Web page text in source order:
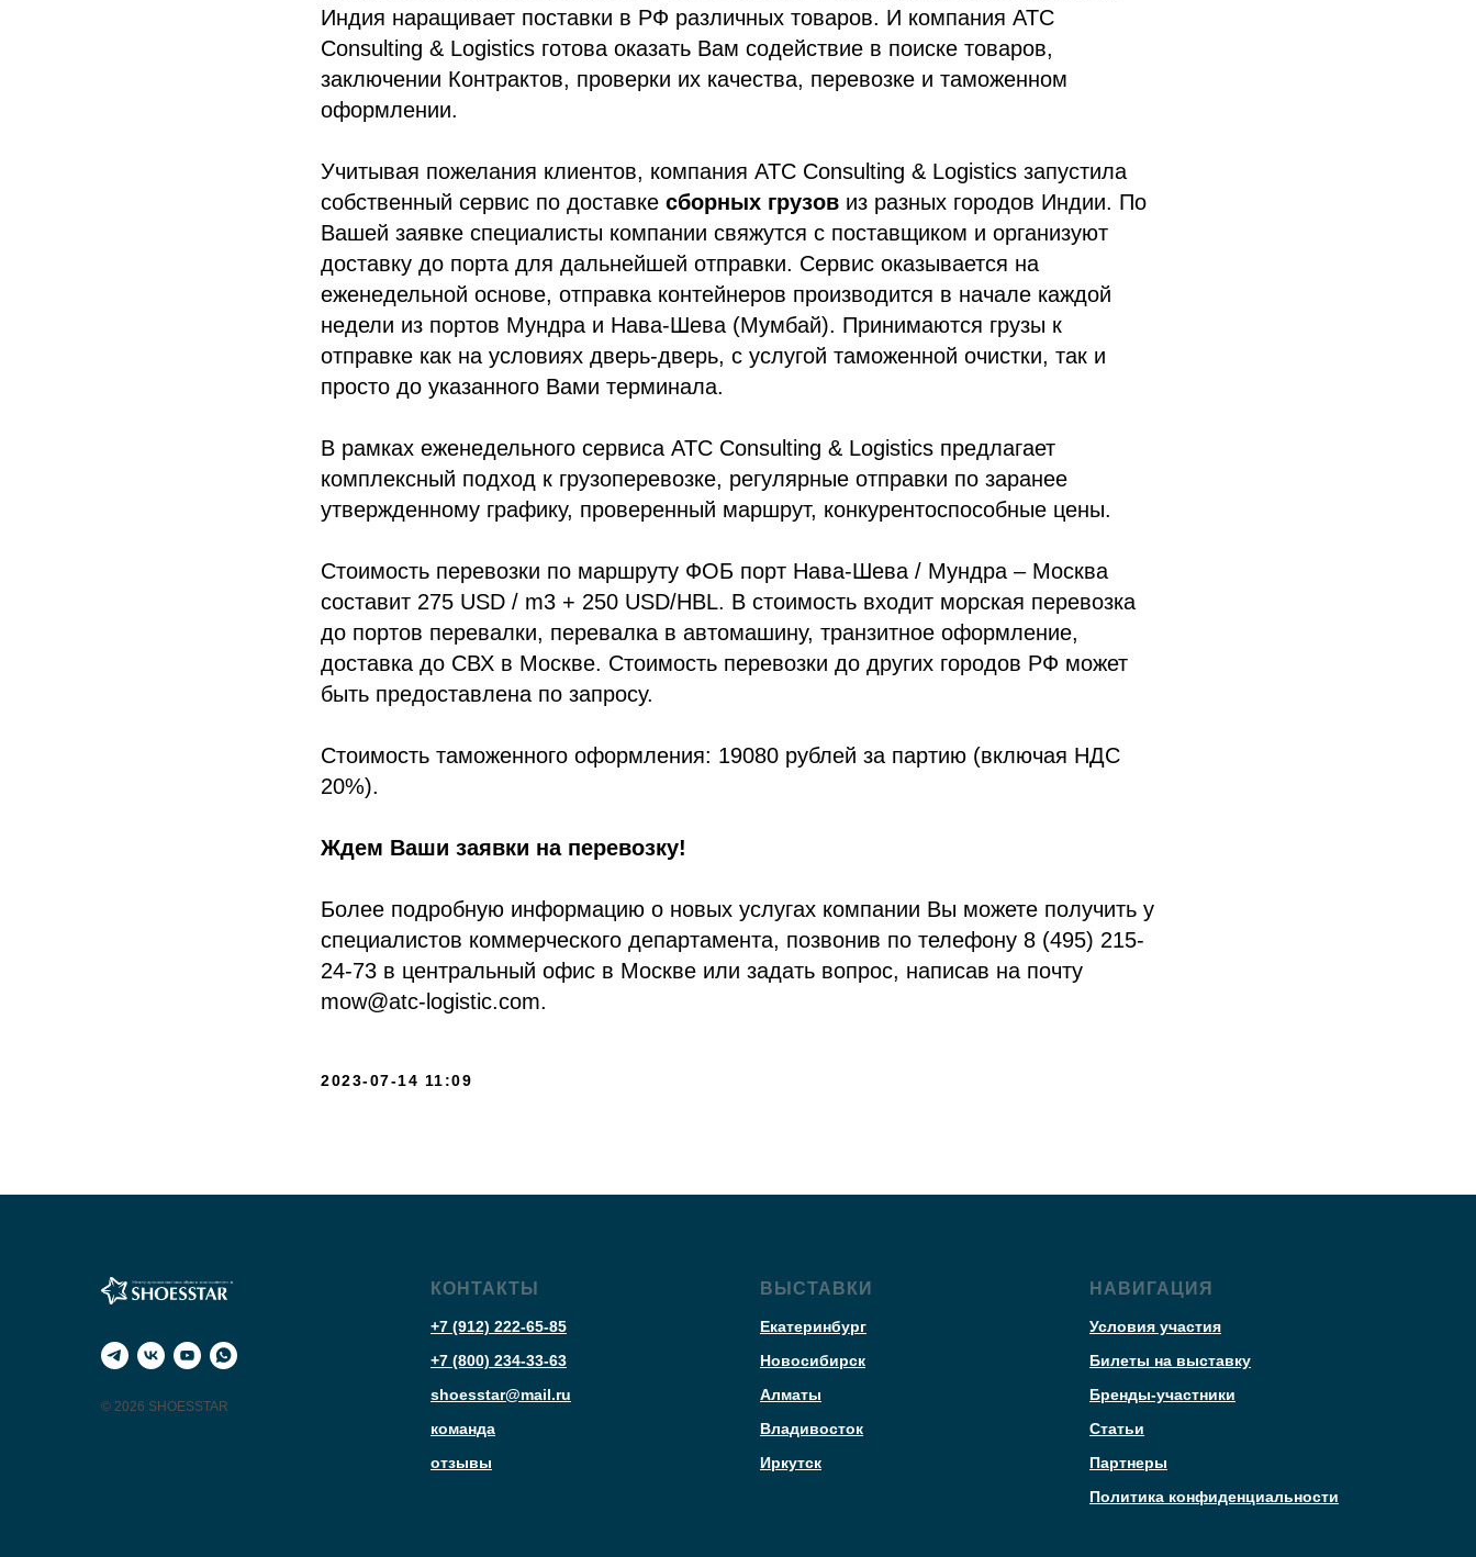
Индия наращивает поставки в РФ различных товаров. И компания ATC
Consulting & Logistics готова оказать Вам содействие в поиске товаров,
заключении Контрактов, проверки их качества, перевозке и таможенном
оформлении.
Учитывая пожелания клиентов, компания ATC Consulting & Logistics запустила
собственный сервис по доставке сборных грузов из разных городов Индии. По
Вашей заявке специалисты компании свяжутся с поставщиком и организуют
доставку до порта для дальнейшей отправки. Сервис оказывается на
еженедельной основе, отправка контейнеров производится в начале каждой
недели из портов Мундра и Нава-Шева (Мумбай). Принимаются грузы к
отправке как на условиях дверь-дверь, с услугой таможенной очистки, так и
просто до указанного Вами терминала.
В рамках еженедельного сервиса ATC Consulting & Logistics предлагает
комплексный подход к грузоперевозке, регулярные отправки по заранее
утвержденному графику, проверенный маршрут, конкурентоспособные цены.
Стоимость перевозки по маршруту ФОБ порт Нава-Шева / Мундра – Москва
составит 275 USD / m3 + 250 USD/HBL. В стоимость входит морская перевозка
до портов перевалки, перевалка в автомашину, транзитное оформление,
доставка до СВХ в Москве. Стоимость перевозки до других городов РФ может
быть предоставлена по запросу.
Стоимость таможенного оформления: 19080 рублей за партию (включая НДС
20%).
Ждем Ваши заявки на перевозку!
Более подробную информацию о новых услугах компании Вы можете получить у
специалистов коммерческого департамента, позвонив по телефону 8 (495) 215-
24-73 в центральный офис в Москве или задать вопрос, написав на почту
mow@atc-logistic.com.
2023-07-14 11:09
© 2026 SHOESSTAR
КОНТАКТЫ
+7 (912) 222-65-85
+7 (800) 234-33-63
shoesstar@mail.ru
команда
отзывы
ВЫСТАВКИ
Екатеринбург
Новосибирск
Алматы
Владивосток
Иркутск
НАВИГАЦИЯ
Условия участия
Билеты на выставку
Бренды-участники
Статьи
Партнеры
Политика конфиденциальности